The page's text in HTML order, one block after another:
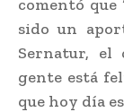
comentó
sido un
Sernatur, el
gente está
que hoy día